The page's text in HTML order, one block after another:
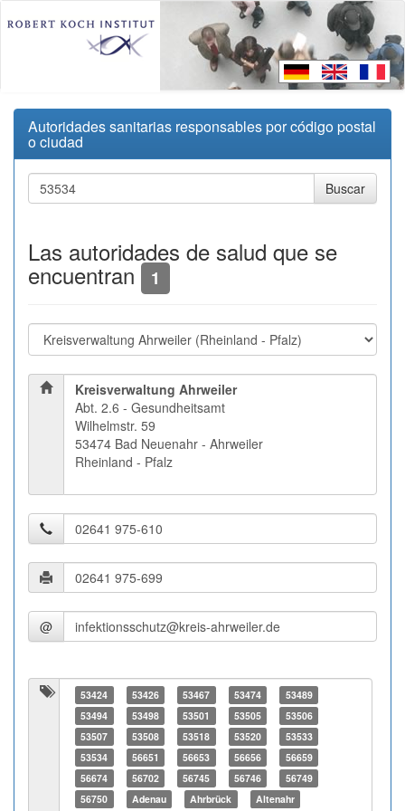
Autoridades sanitarias responsables por código postal
o ciudad
Las autoridades de salud que se
encuentran 1
Kreisverwaltung Ahrweiler
Abt. 2.6 - Gesundheitsamt
Wilhelmstr. 59
53474 Bad Neuenahr - Ahrweiler
Rheinland - Pfalz
@
53424 53426 53467 53474
53489
53494
53498 53501 53505
53506
53507
53508 53518 53520
53533
53534
56651 56653 56656
56659
56674
56702 56745 56746
56749
56750
Adenau Ahrbrück Altenahr